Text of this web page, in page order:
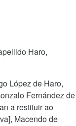
Haro,
López de Haro,
Fernández de
a restituir ao
Macendo de